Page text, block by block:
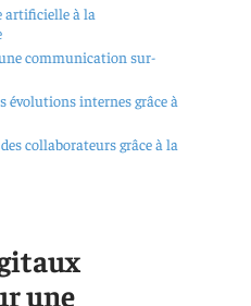
artificielle à la
communication sur-
évolutions internes grâce à
collaborateurs grâce à la
une